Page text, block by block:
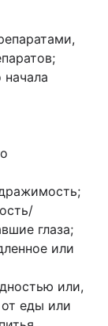
глаза;
или
или,
еды или